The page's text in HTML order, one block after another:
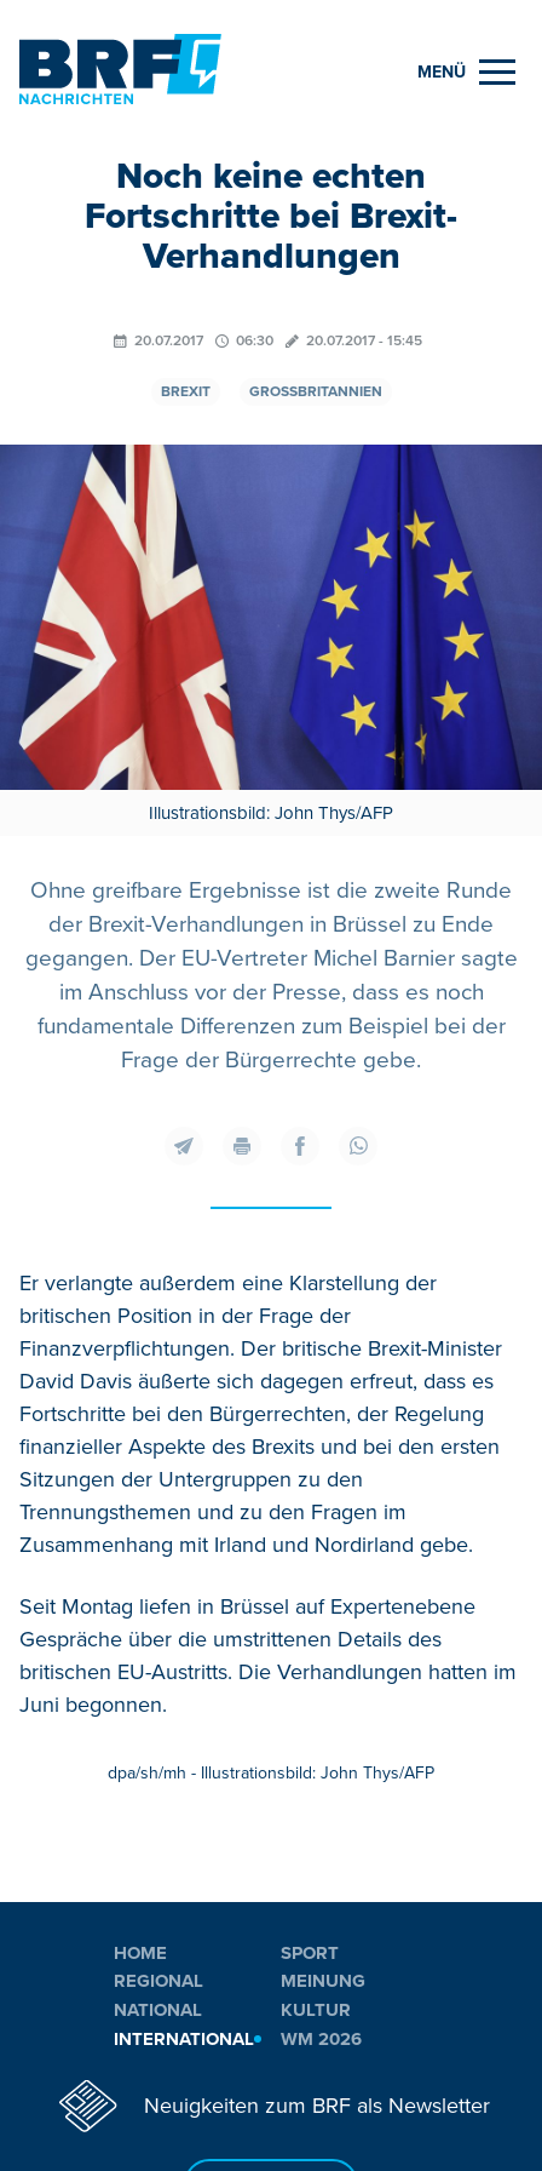
MENÜ
Noch keine echten
Fortschritte bei Brexit-
Verhandlungen
20.07.2017 06:30 20.07.2017 - 15:45
BREXIT GROSSBRITANNIEN
Illustrationsbild: John Thys/AFP
Ohne greifbare Ergebnisse ist die zweite Runde
der Brexit-Verhandlungen in Brüssel zu Ende
gegangen. Der EU-Vertreter Michel Barnier sagte
im Anschluss vor der Presse, dass es noch
fundamentale Differenzen zum Beispiel bei der
Frage der Bürgerrechte gebe.
Er verlangte außerdem eine Klarstellung der
britischen Position in der Frage der
Finanzverpflichtungen. Der britische Brexit-Minister
David Davis äußerte sich dagegen erfreut, dass es
Fortschritte bei den Bürgerrechten, der Regelung
finanzieller Aspekte des Brexits und bei den ersten
Sitzungen der Untergruppen zu den
Trennungsthemen und zu den Fragen im
Zusammenhang mit Irland und Nordirland gebe.
Seit Montag liefen in Brüssel auf Expertenebene
Gespräche über die umstrittenen Details des
britischen EU-Austritts. Die Verhandlungen hatten im
Juni begonnen.
dpa/sh/mh - Illustrationsbild: John Thys/AFP
HOME
REGIONAL
NATIONAL
INTERNATIONAL
SPORT
MEINUNG
KULTUR
WM 2026
Neuigkeiten zum BRF als Newsletter